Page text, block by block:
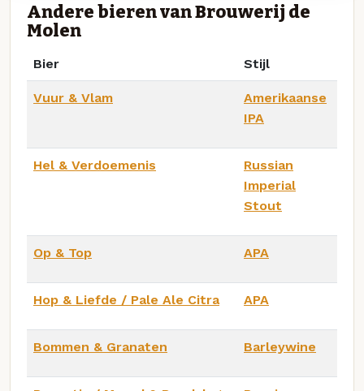
Andere bieren van Brouwerij de
Molen
Bier Stijl
Vuur & Vlam
Amerikaanse
IPA
Hel & Verdoemenis
Russian
Imperial
Stout
Op & Top APA
Hop & Liefde / Pale Ale Citra APA
Bommen & Granaten Barleywine